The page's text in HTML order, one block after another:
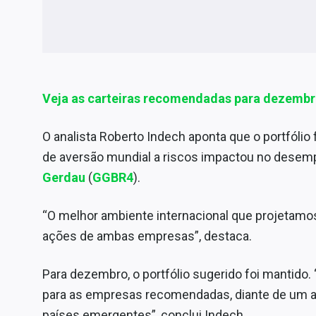
Expediente
Contato
Veja as carteiras recomendadas para
O analista Roberto Indech aponta que o
de aversão mundial a riscos impactou no
Gerdau (GGBR4).
“O melhor ambiente internacional que
ações de ambas empresas”, destaca.
Para dezembro, o portfólio sugerido foi
para as empresas recomendadas, diante de